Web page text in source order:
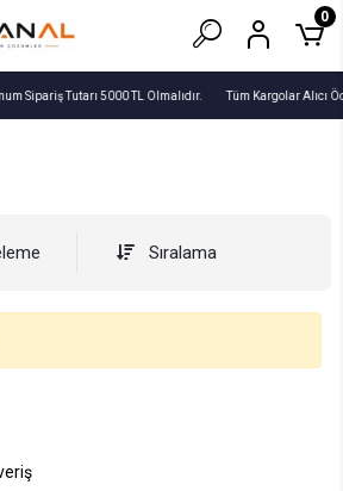
Sipariş Tutarı 5000 TL Olmalıdır. Tüm Kargolar Alıcı
0
Sıralama